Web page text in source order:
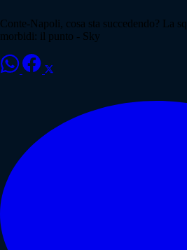
Conte-Napoli, cosa sta succedendo? La
morbidi: il punto - Sky